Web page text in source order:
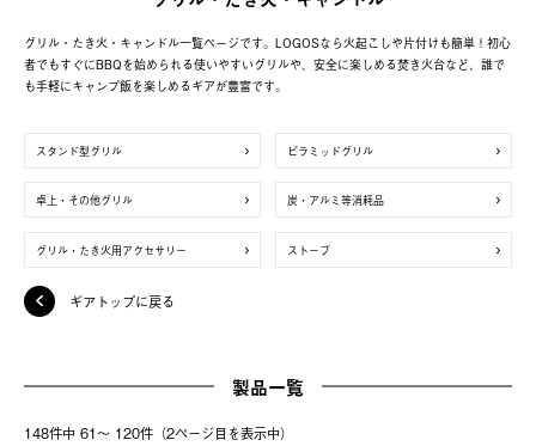
グリル・たき火・キャンドル一覧ページです。LOGOSなら火起こしや片付けも簡単！初心
者でもすぐにBBQを始められる使いやすいグリルや、安全に楽しめる焚き火台など、誰で
も手軽にキャンプ飯を楽しめるギアが豊富です。
スタンド型グリル ピラミッドグリル
卓上・その他グリル 炭・アルミ等消耗品
グリル・たき火用アクセサリー ストーブ
ギアトップに戻る
製品一覧
148件中 61〜 120件（2ページ⽬を表⽰中）